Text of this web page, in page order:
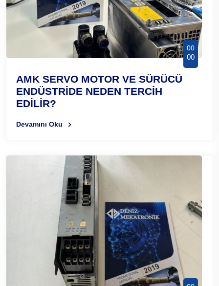
00
00
AMK SERVO MOTOR VE SÜRÜCÜ
ENDÜSTRİDE NEDEN TERCİH
EDİLİR?
Devamını Oku